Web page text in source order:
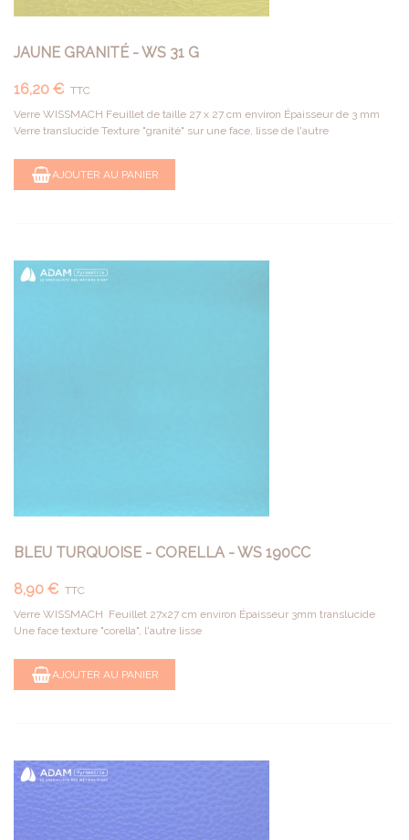
JAUNE GRANITÉ - WS 31 G
16,20 € TTC
Verre WISSMACH Feuillet de taille 27 x 27 cm environ Épaisseur de 3 mm
Verre translucide Texture "granité" sur une face, lisse de l'autre
AJOUTER AU PANIER
BLEU TURQUOISE - CORELLA - WS 190CC
8,90 € TTC
Verre WISSMACH Feuillet 27x27 cm environ Épaisseur 3mm translucide
Une face texture "corella", l'autre lisse
AJOUTER AU PANIER